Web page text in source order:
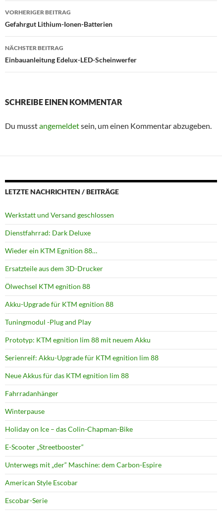
Beitragsnavigation
VORHERIGER BEITRAG
Gefahrgut Lithium-Ionen-Batterien
NÄCHSTER BEITRAG
Einbauanleitung Edelux-LED-Scheinwerfer
SCHREIBE EINEN KOMMENTAR
Du musstangemeldetsein, um einen Kommentar abzugeben.
LETZTE NACHRICHTEN / BEITRÄGE
Werkstatt und Versand geschlossen
Dienstfahrrad: Dark Deluxe
Wieder ein KTM Egnition 88…
Ersatzteile aus dem 3D-Drucker
Ölwechsel KTM egnition 88
Akku-Upgrade für KTM egnition 88
Tuningmodul -Plug and Play
Prototyp: KTM egnition lim 88 mit neuem Akku
Serienreif: Akku-Upgrade für KTM egnition lim 88
Neue Akkus für das KTM egnition lim 88
Fahrradanhänger
Winterpause
Holiday on Ice – das Colin-Chapman-Bike
E-Scooter „Streetbooster“
Unterwegs mit „der“ Maschine: dem Carbon-Espire
American Style Escobar
Escobar-Serie